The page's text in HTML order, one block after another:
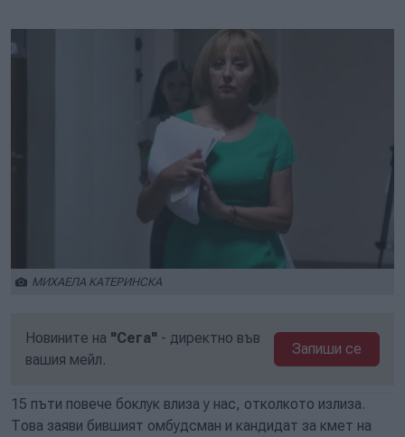
МИХАЕЛА КАТЕРИНСКА
Новините на "Сега" - директно във
вашия мейл.
Запиши се
15 пъти повече боклук влиза у нас, отколкото излиза.
Това заяви бившият омбудсман и кандидат за кмет на